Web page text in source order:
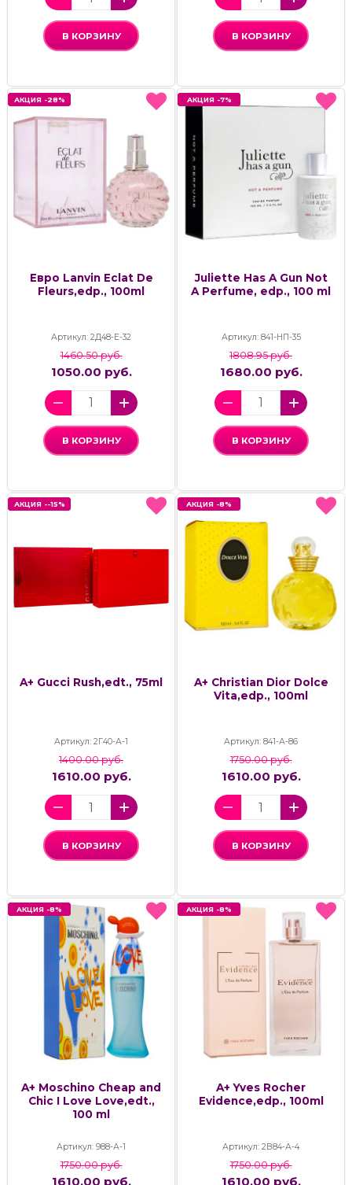
В КОРЗИНУ В КОРЗИНУ
АКЦИЯ -28%
Евро Lanvin Eclat De
Fleurs,edp., 100ml
Артикул: 2Д48-Е-32
АКЦИЯ -28%
1460.50 руб.
1050.00 руб.
В КОРЗИНУ
АКЦИЯ -7%
Juliette Has A Gun Not
A Perfume, edp., 100 ml
Артикул: 841-НП-35
АКЦИЯ -7%
1808.95 руб.
1680.00 руб.
В КОРЗИНУ
АКЦИЯ --15%
A+ Gucci Rush,edt., 75ml
Артикул: 2Г40-А-1
АКЦИЯ --15%
1400.00 руб.
1610.00 руб.
В КОРЗИНУ
АКЦИЯ -8%
A+ Christian Dior Dolce
Vita,edp., 100ml
Артикул: 841-А-86
АКЦИЯ -8%
1750.00 руб.
1610.00 руб.
В КОРЗИНУ
АКЦИЯ -8%
A+ Moschino Cheap and
Chic I Love Love,edt.,
100 ml
Артикул: 988-А-1
АКЦИЯ -8%
1750.00 руб.
1610.00 руб.
АКЦИЯ -8%
A+ Yves Rocher
Evidence,edp., 100ml
Артикул: 2В84-А-4
АКЦИЯ -8%
1750.00 руб.
1610.00 руб.